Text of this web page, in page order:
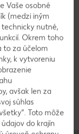
do peny.
do pečiva.
a opatrne
papier na
pri 175°C
vychladnúť.
Vaše osobné
(medzi iným
nutné,
Okrem toho
to za účelom
k vytvoreniu
avšak len za
súhlas
Toto môže
do krajín